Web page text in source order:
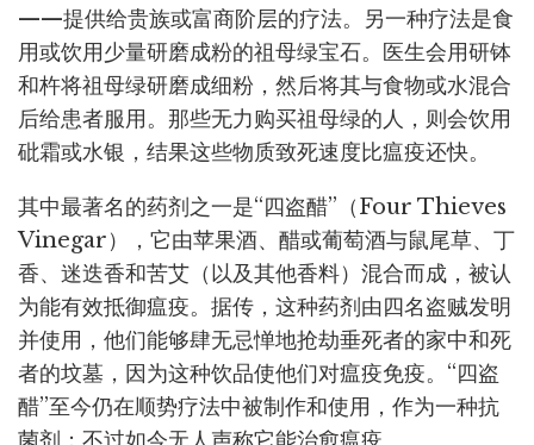
——提供给贵族或富商阶层的疗法。另一种疗法是食
用或饮用少量研磨成粉的祖母绿宝石。医生会用研钵
和杵将祖母绿研磨成细粉，然后将其与食物或水混合
后给患者服用。那些无力购买祖母绿的人，则会饮用
砒霜或水银，结果这些物质致死速度比瘟疫还快。
其中最著名的药剂之一是“四盗醋”（Four Thieves
Vinegar），它由苹果酒、醋或葡萄酒与鼠尾草、丁
香、迷迭香和苦艾（以及其他香料）混合而成，被认
为能有效抵御瘟疫。据传，这种药剂由四名盗贼发明
并使用，他们能够肆无忌惮地抢劫垂死者的家中和死
者的坟墓，因为这种饮品使他们对瘟疫免疫。“四盗
醋”至今仍在顺势疗法中被制作和使用，作为一种抗